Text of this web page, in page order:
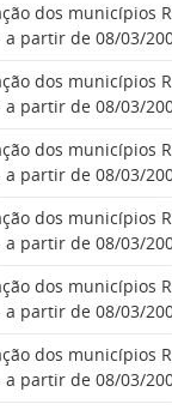
dos municípios
a partir de 08/03/
dos municípios
a partir de 08/03/
dos municípios
a partir de 08/03/
dos municípios
a partir de 08/03/
dos municípios
a partir de 08/03/
dos municípios
a partir de 08/03/